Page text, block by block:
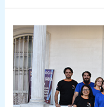
Tutores
Pares
de
la
Sede
Iquique